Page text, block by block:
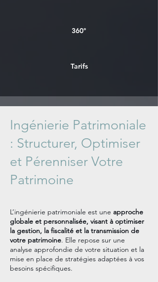
360°
Tarifs
Ingénierie Patrimoniale
: Structurer, Optimiser
et Pérenniser Votre
Patrimoine​
L’ingénierie patrimoniale est une approche
globale et personnalisée, visant à optimiser
la gestion, la fiscalité et la transmission de
votre patrimoine. Elle repose sur une
analyse approfondie de votre situation et la
mise en place de stratégies adaptées à vos
besoins spécifiques.